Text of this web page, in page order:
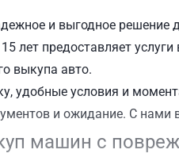
и выгодное решение
лет предоставляет
выкупа авто.
удобные условия и
и ожидание. С нами
машин с